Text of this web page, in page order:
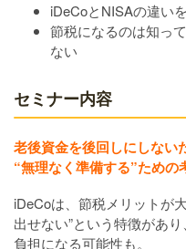
iDeCoとNISAの違い
節税になるのは知っ
ない
セミナー内容
老後資金を後回しにしない
“無理なく準備する”ための
iDeCoは、節税メリットが
出せない”という特徴があ
負担になる可能性も。